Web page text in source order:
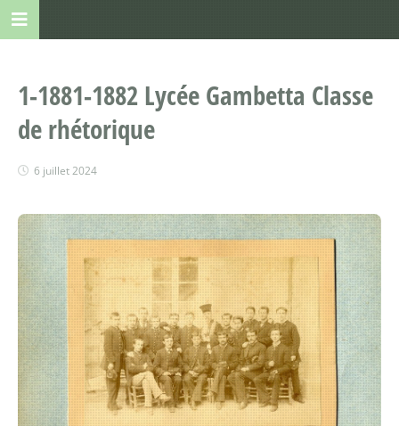
1-1881-1882 Lycée Gambetta Classe
de rhétorique
6 juillet 2024